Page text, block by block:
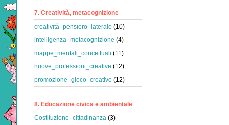
7. Creatività, metacognizione
creatività_pensiero_laterale (10)
intelligenza_metacognizione (4)
mappe_mentali_concettuali (11)
nuove_professioni_creative (12)
promozione_gioco_creativo (12)
8. Educazione civica e ambientale
Costituzione_cittadinanza (3)